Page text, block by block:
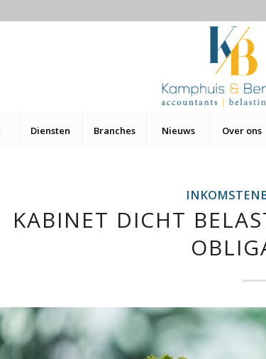
Diensten Branches Nieuws Over ons
KABINET DICHT